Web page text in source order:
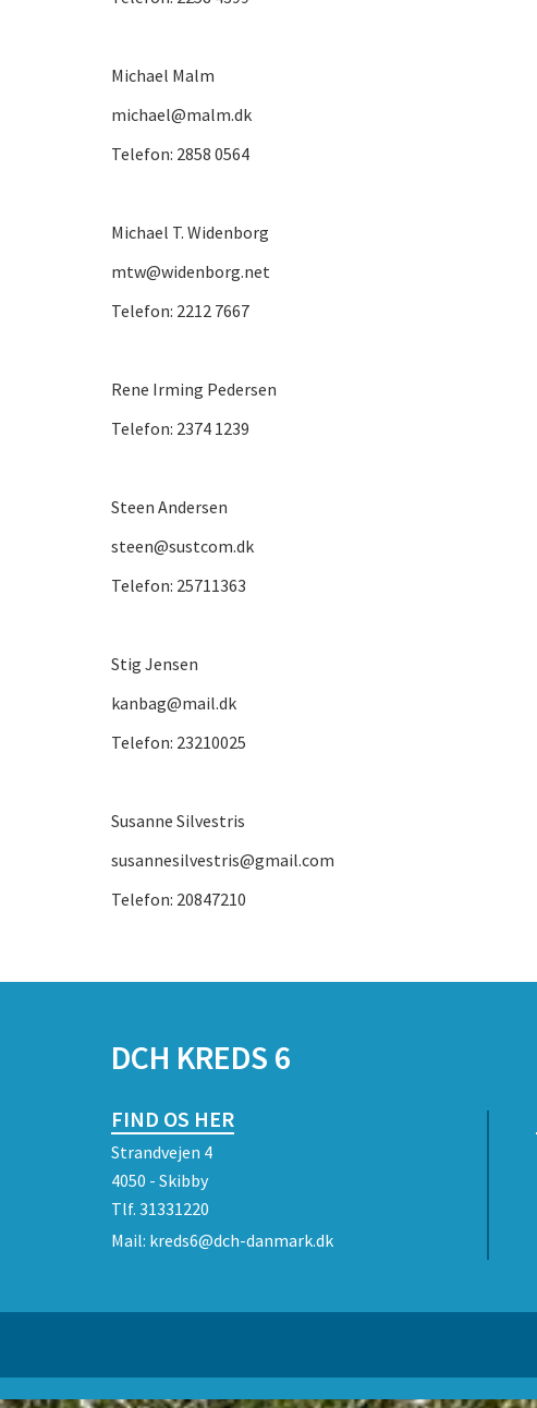
Michael Malm
michael@malm.dk
Telefon: 2858 0564
Michael T. Widenborg
mtw@widenborg.net
Telefon: 2212 7667
Rene Irming Pedersen
Telefon: 2374 1239
Steen Andersen
steen@sustcom.dk
Telefon: 25711363
Stig Jensen
kanbag@mail.dk
Telefon: 23210025
Susanne Silvestris
susannesilvestris@gmail.com
Telefon: 20847210
DCH KREDS 6
FIND OS HER
Strandvejen 4
4050 - Skibby
Tlf. 31331220
Mail: kreds6@dch-danmark.dk